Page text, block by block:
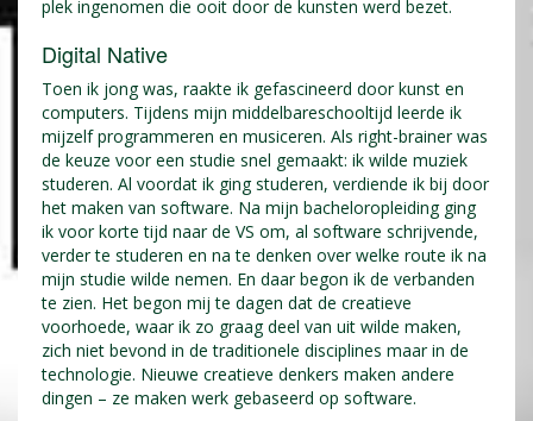
plek ingenomen die ooit door de kunsten werd bezet.
Digital Native
Toen ik jong was, raakte ik gefascineerd door kunst en
computers. Tijdens mijn middelbareschooltijd leerde ik
mijzelf programmeren en musiceren. Als right-brainer was
de keuze voor een studie snel gemaakt: ik wilde muziek
studeren. Al voordat ik ging studeren, verdiende ik bij door
het maken van software. Na mijn bacheloropleiding ging
ik voor korte tijd naar de VS om, al software schrijvende,
verder te studeren en na te denken over welke route ik na
mijn studie wilde nemen. En daar begon ik de verbanden
te zien. Het begon mij te dagen dat de creatieve
voorhoede, waar ik zo graag deel van uit wilde maken,
zich niet bevond in de traditionele disciplines maar in de
technologie. Nieuwe creatieve denkers maken andere
dingen – ze maken werk gebaseerd op software.